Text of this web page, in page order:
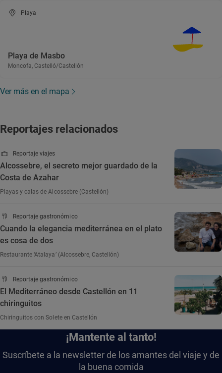
Playa
Playa de Masbo
Moncofa, Castelló/Castellón
Ver más en el mapa
Reportajes relacionados
Reportaje viajes
Alcossebre, el secreto mejor guardado de la
Costa de Azahar
Playas y calas de Alcossebre (Castellón)
Reportaje gastronómico
Cuando la elegancia mediterránea en el plato
es cosa de dos
Restaurante ‘Atalaya’ (Alcossebre, Castellón)
Reportaje gastronómico
El Mediterráneo desde Castellón en 11
chiringuitos
Chiringuitos con Solete en Castellón
¡Mantente al tanto!
Suscríbete a la newsletter de los amantes del viaje y de
la buena comida